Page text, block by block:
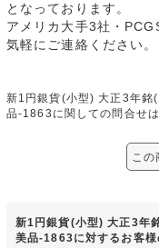
となっております。
アメリカ大手3社・
気軽にご連絡ください。
新1円銀貨(小型) 大正3年
品-1863に関しての問合せ
こ
新1円銀貨(小型) 大正3年
美品-1863に対するお客様